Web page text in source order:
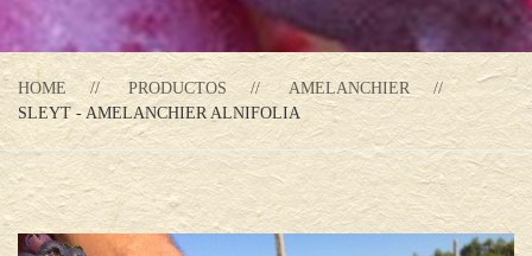
HOME PRODUCTOS
AMELANCHIER
SLEYT - AMELANCHIER ALNIFOLIA